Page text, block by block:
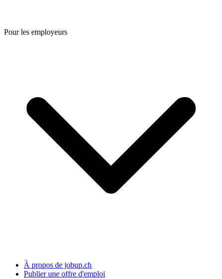
Pour les employeurs
À propos de jobup.ch
Publier une offre d'emploi